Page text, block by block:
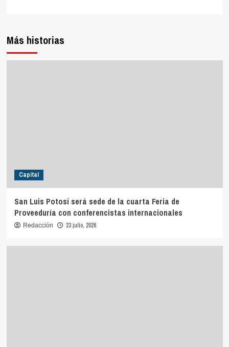
Más historias
Capital
San Luis Potosí será sede de la cuarta Feria de
Proveeduría con conferencistas internacionales
Redacción 23 julio, 2026